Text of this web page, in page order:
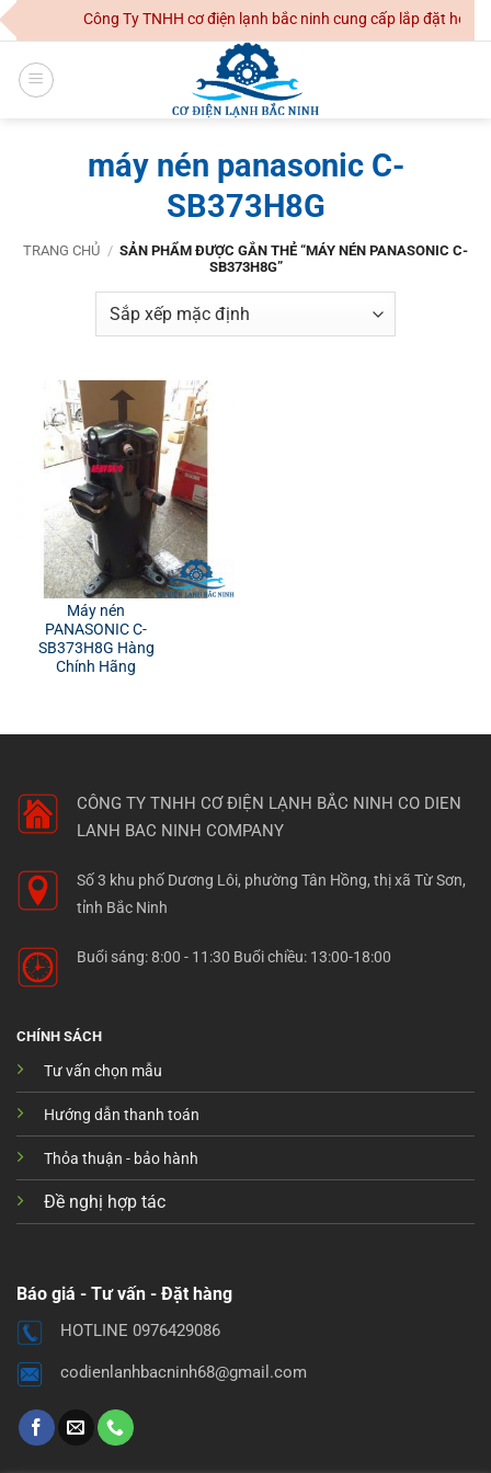
Skip
to
content
Công Ty TNHH cơ điện lạnh bắc ninh cung cấp lắp đặt hệ
máy nén panasonic C-
SB373H8G
TRANG CHỦ / SẢN PHẨM ĐƯỢC GẮN THẺ “MÁY NÉN PANASONIC C-
SB373H8G”
Máy nén
PANASONIC C-
SB373H8G Hàng
Chính Hãng
CÔNG TY TNHH CƠ ĐIỆN LẠNH BẮC NINH CO DIEN
LANH BAC NINH COMPANY
Số 3 khu phố Dương Lôi, phường Tân Hồng, thị xã Từ Sơn,
tỉnh Bắc Ninh
Buổi sáng: 8:00 - 11:30 Buổi chiều: 13:00-18:00
CHÍNH SÁCH
Tư vấn chọn mẫu
Hướng dẫn thanh toán
Thỏa thuận - bảo hành
Đề nghị hợp tác
Báo giá - Tư vấn - Đặt hàng
HOTLINE 0976429086
codienlanhbacninh68@gmail.com